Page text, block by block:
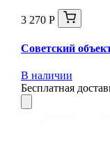
3 270 Р
Советский
В наличии
Бесплатная